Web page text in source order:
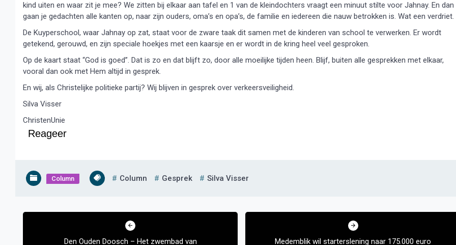
kind uiten en waar zit je mee? We zitten bij elkaar aan tafel en 1 van de kleindochters vraagt een minuut stilte voor Jahnay. En dan
gaan je gedachten alle kanten op, naar zijn ouders, oma’s en opa’s, de familie en iedereen die nauw betrokken is. Wat een verdriet.
De Kuyperschool, waar Jahnay op zat, staat voor de zware taak dit samen met de kinderen van school te verwerken. Er wordt
getekend, gerouwd, en zijn speciale hoekjes met een kaarsje en er wordt in de kring heel veel gesproken.
Op de kaart staat “God is goed”. Dat is zo en dat blijft zo, door alle moeilijke tijden heen. Blijf, buiten alle gesprekken met elkaar,
vooral dan ook met Hem altijd in gesprek.
En wij, als Christelijke politieke partij? Wij blijven in gesprek over verkeersveiligheid.
Silva Visser
ChristenUnie
Reageer
Column Column Gesprek Silva Visser
Bericht
Den Ouden Doosch – Het zwembad van
Medemblik wil starterslening naar 175.000 euro